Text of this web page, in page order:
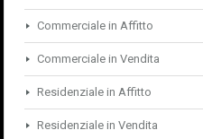
Commerciale in Affitto
Commerciale in Vendita
Residenziale in Affitto
Residenziale in Vendita